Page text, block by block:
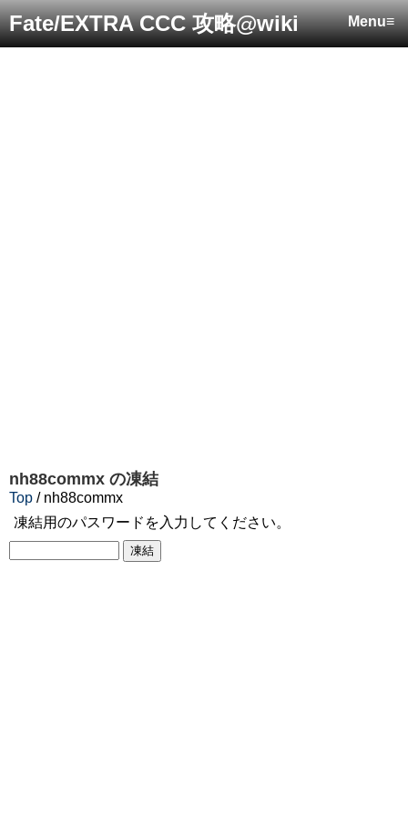
Menu≡
Fate/EXTRA CCC 攻略@wiki
nh88commx の凍結
Top / nh88commx
凍結用のパスワードを入力してください。